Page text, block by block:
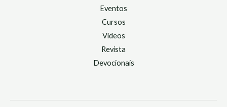
Eventos
Cursos
Vídeos
Revista
Devocionais